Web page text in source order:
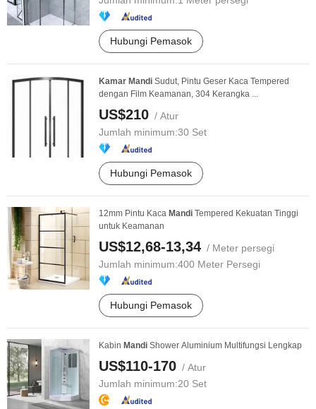
Hubungi Pemasok
Kamar Mandi Sudut, Pintu Geser Kaca Tempered
dengan Film Keamanan, 304 Kerangka ...
US$210 / Atur
Jumlah minimum:30 Set
Hubungi Pemasok
12mm Pintu Kaca Mandi Tempered Kekuatan Tinggi
untuk Keamanan
US$12,68-13,34 / Meter persegi
Jumlah minimum:400 Meter Persegi
Hubungi Pemasok
Kabin Mandi Shower Aluminium Multifungsi Lengkap
US$110-170 / Atur
Jumlah minimum:20 Set